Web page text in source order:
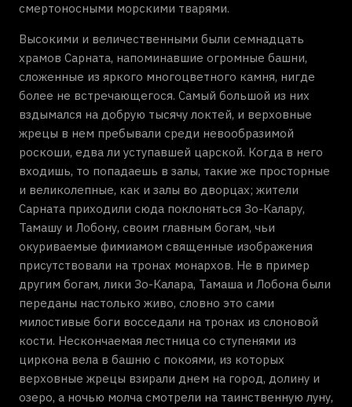
смертоносными морскими тварями.
Высокими и величественными были семнадцать
храмов Сарната, напоминавшие огромные башни,
сложенные из яркого многоцветного камня, нигде
более не встречающегося. Самый большой из них
вздымался на добрую тысячу локтей, и верховные
жрецы в нем пребывали среди невообразимой
роскоши, едва ли уступавшей царской. Когда в него
входишь, то попадаешь в залы, такие же просторные
и великолепные, как и залы во дворцах; жители
Сарната приходили сюда поклоняться Зо-Калару,
Тамашу и Лобону, своим главным богам, чьи
окуриваемые фимиамом священные изображения
присутствовали на тронах монархов. Не в пример
другим богам, лики Зо-Калара, Тамаша и Лобона были
переданы настолько живо, словно это сами
милостивые боги восседали на тронах из слоновой
кости. Нескончаемая лестница со ступенями из
циркона вела в башню с покоями, из которых
верховные жрецы взирали днем на город, долину и
озеро, а ночью молча смотрели на таинственную луну,